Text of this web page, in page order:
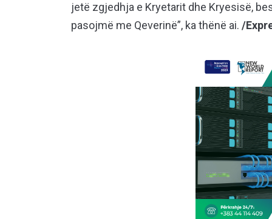
jetë zgjedhja e Kryetarit dhe Kryesisë,
pasojmë me Qeverinë”, ka thënë ai. /